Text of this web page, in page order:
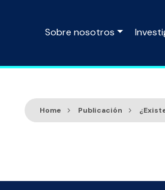
Sobre nosotros
Home Publicación